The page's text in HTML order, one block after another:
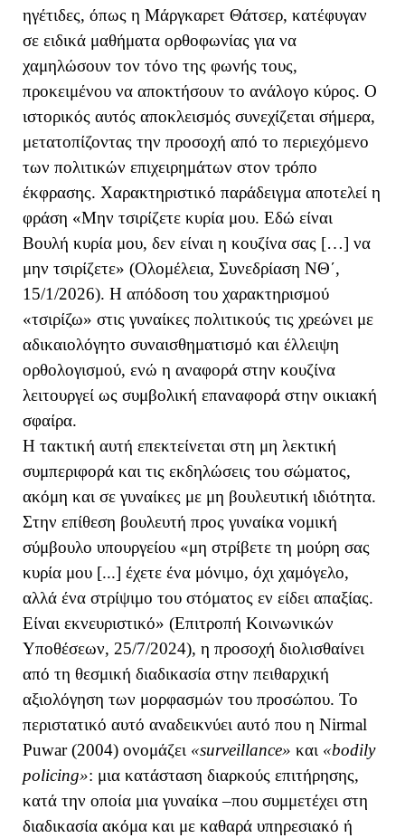
ηγέτιδες, όπως η Μάργκαρετ Θάτσερ, κατέφυγαν
σε ειδικά μαθήματα ορθοφωνίας για να
χαμηλώσουν τον τόνο της φωνής τους,
προκειμένου να αποκτήσουν το ανάλογο κύρος. Ο
ιστορικός αυτός αποκλεισμός συνεχίζεται σήμερα,
μετατοπίζοντας την προσοχή από το περιεχόμενο
των πολιτικών επιχειρημάτων στον τρόπο
έκφρασης. Χαρακτηριστικό παράδειγμα αποτελεί η
φράση «Μην τσιρίζετε κυρία μου. Εδώ είναι
Βουλή κυρία μου, δεν είναι η κουζίνα σας […] να
μην τσιρίζετε» (Ολομέλεια, Συνεδρίαση ΝΘ΄,
15/1/2026). Η απόδοση του χαρακτηρισμού
«τσιρίζω» στις γυναίκες πολιτικούς τις χρεώνει με
αδικαιολόγητο συναισθηματισμό και έλλειψη
ορθολογισμού, ενώ η αναφορά στην κουζίνα
λειτουργεί ως συμβολική επαναφορά στην οικιακή
σφαίρα.
Η τακτική αυτή επεκτείνεται στη μη λεκτική
συμπεριφορά και τις εκδηλώσεις του σώματος,
ακόμη και σε γυναίκες με μη βουλευτική ιδιότητα.
Στην επίθεση βουλευτή προς γυναίκα νομική
σύμβουλο υπουργείου «μη στρίβετε τη μούρη σας
κυρία μου [...] έχετε ένα μόνιμο, όχι χαμόγελο,
αλλά ένα στρίψιμο του στόματος εν είδει απαξίας.
Είναι εκνευριστικό» (Επιτροπή Κοινωνικών
Υποθέσεων, 25/7/2024), η προσοχή διολισθαίνει
από τη θεσμική διαδικασία στην πειθαρχική
αξιολόγηση των μορφασμών του προσώπου. Το
περιστατικό αυτό αναδεικνύει αυτό που η Nirmal
Puwar (2004) ονομάζει «surveillance» και «bodily
policing»: μια κατάσταση διαρκούς επιτήρησης,
κατά την οποία μια γυναίκα –που συμμετέχει στη
διαδικασία ακόμα και με καθαρά υπηρεσιακό ή